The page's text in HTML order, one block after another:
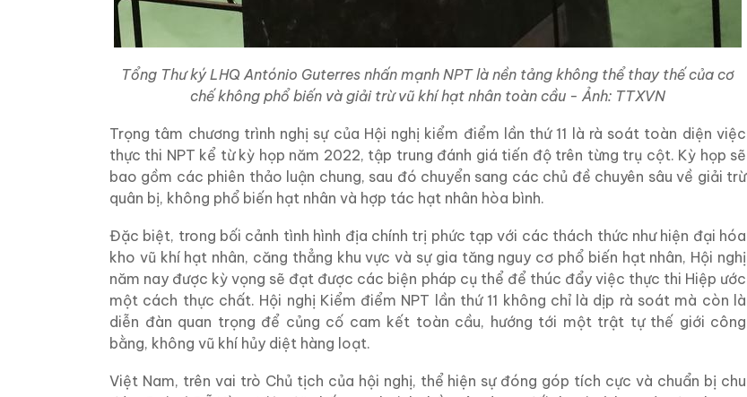
Tổng Thư ký LHQ António Guterres nhấn mạnh NPT là nền tảng không thể thay thế của cơ
chế không phổ biến và giải trừ vũ khí hạt nhân toàn cầu - Ảnh: TTXVN
Trọng tâm chương trình nghị sự của Hội nghị kiểm điểm lần thứ 11 là rà soát toàn diện việc
thực thi NPT kể từ kỳ họp năm 2022, tập trung đánh giá tiến độ trên từng trụ cột. Kỳ họp sẽ
bao gồm các phiên thảo luận chung, sau đó chuyển sang các chủ đề chuyên sâu về giải trừ
quân bị, không phổ biến hạt nhân và hợp tác hạt nhân hòa bình.
Đặc biệt, trong bối cảnh tình hình địa chính trị phức tạp với các thách thức như hiện đại hóa
kho vũ khí hạt nhân, căng thẳng khu vực và sự gia tăng nguy cơ phổ biến hạt nhân, Hội nghị
năm nay được kỳ vọng sẽ đạt được các biện pháp cụ thể để thúc đẩy việc thực thi Hiệp ước
một cách thực chất. Hội nghị Kiểm điểm NPT lần thứ 11 không chỉ là dịp rà soát mà còn là
diễn đàn quan trọng để củng cố cam kết toàn cầu, hướng tới một trật tự thế giới công
bằng, không vũ khí hủy diệt hàng loạt.
Việt Nam, trên vai trò Chủ tịch của hội nghị, thể hiện sự đóng góp tích cực và chuẩn bị chu